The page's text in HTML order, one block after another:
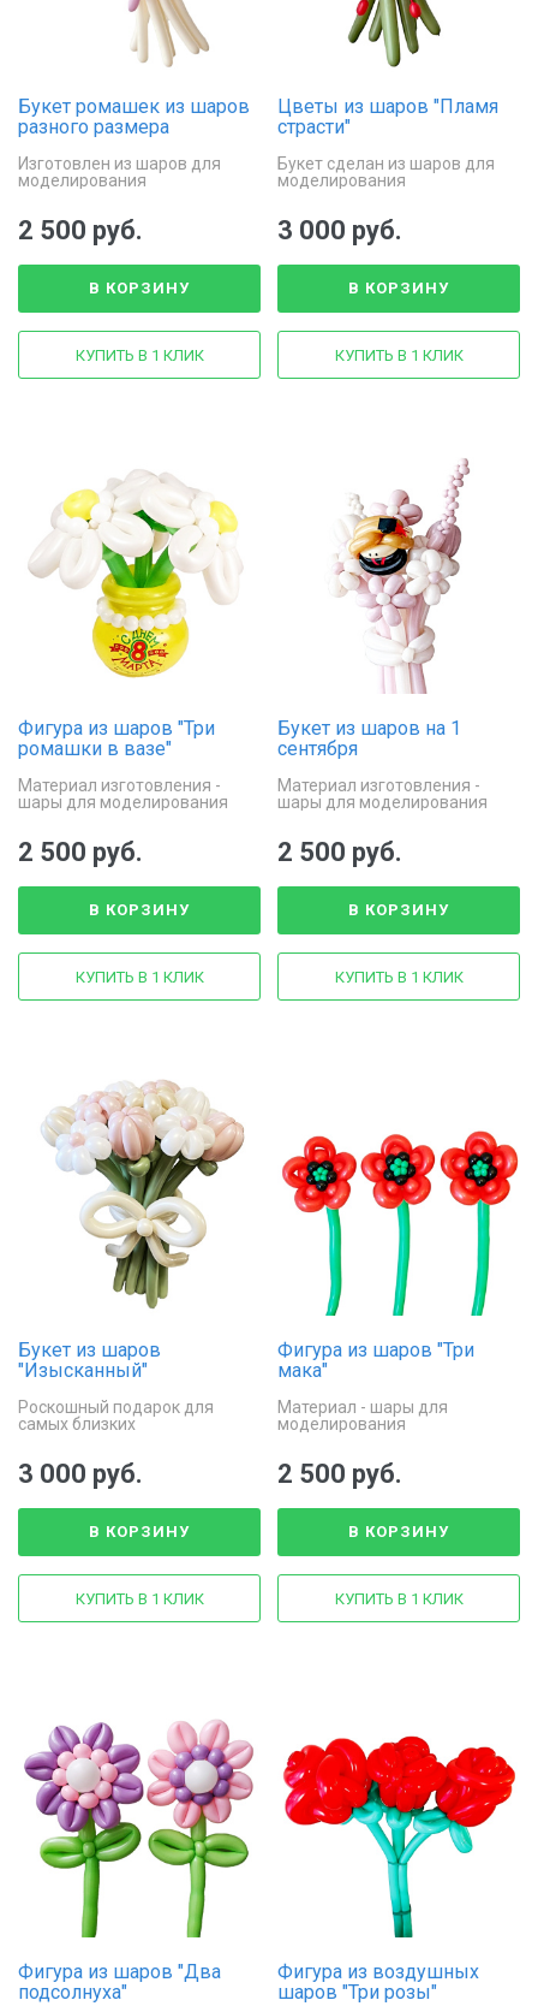
Букет ромашек из шаров
разного размера
Изготовлен из шаров для
моделирования
2 500 руб.
В КОРЗИНУ
КУПИТЬ В 1 КЛИК
Цветы из шаров "Пламя
страсти"
Букет сделан из шаров для
моделирования
3 000 руб.
В КОРЗИНУ
КУПИТЬ В 1 КЛИК
Фигура из шаров "Три
ромашки в вазе"
Материал изготовления -
шары для моделирования
2 500 руб.
В КОРЗИНУ
КУПИТЬ В 1 КЛИК
Букет из шаров на 1
сентября
Материал изготовления -
шары для моделирования
2 500 руб.
В КОРЗИНУ
КУПИТЬ В 1 КЛИК
Букет из шаров
"Изысканный"
Роскошный подарок для
самых близких
3 000 руб.
В КОРЗИНУ
КУПИТЬ В 1 КЛИК
Фигура из шаров "Три
мака"
Материал - шары для
моделирования
2 500 руб.
В КОРЗИНУ
КУПИТЬ В 1 КЛИК
Фигура из шаров "Два
подсолнуха"
Фигура из воздушных
шаров "Три розы"